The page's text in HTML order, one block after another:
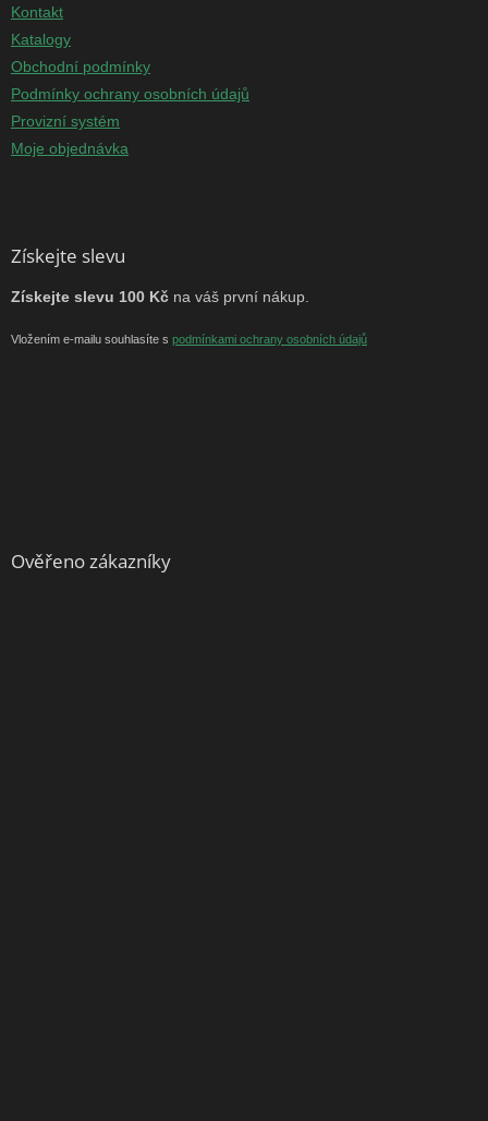
Kontakt
Katalogy
Obchodní podmínky
Podmínky ochrany osobních údajů
Provizní systém
Moje objednávka
Získejte slevu
Získejte slevu 100 Kč na váš první nákup.
Vložením e-mailu souhlasíte s podmínkami ochrany osobních údajů
Ověřeno zákazníky